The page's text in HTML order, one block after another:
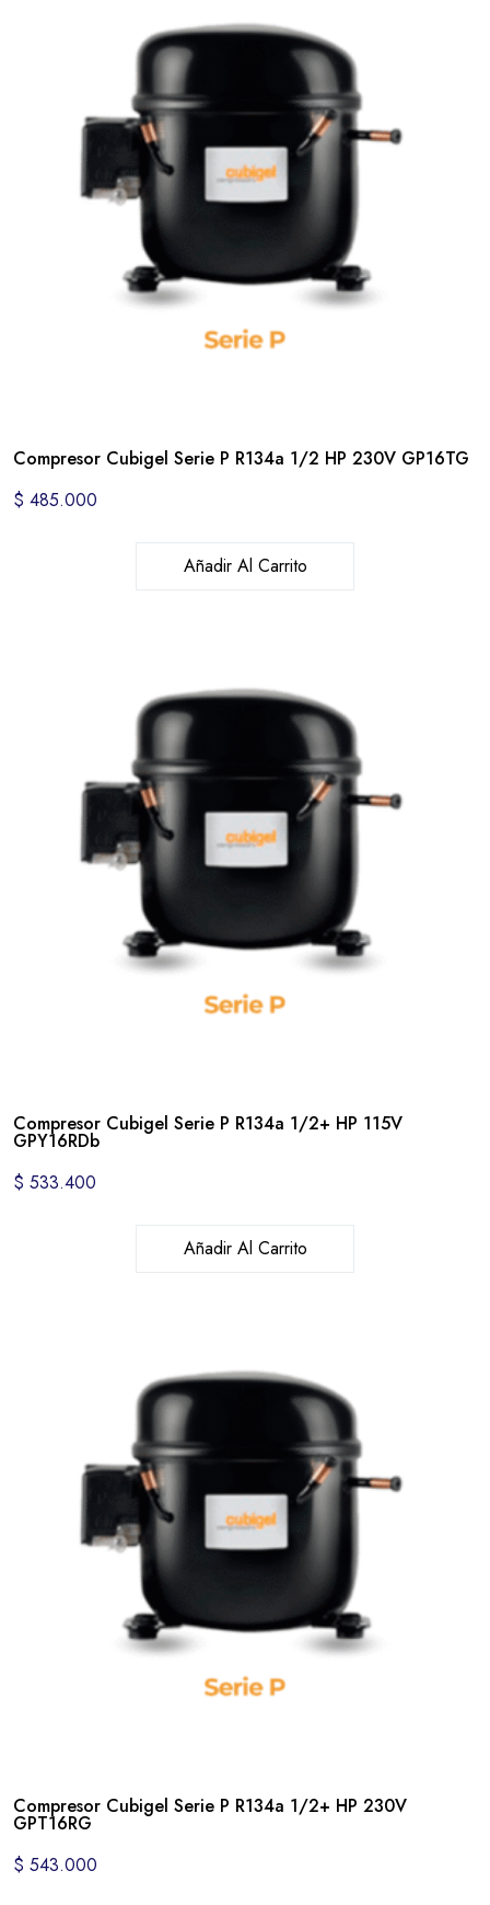
Compresor Cubigel Serie P R134a 1/2 HP 230V GP16TG
$ 485.000
Añadir Al Carrito
Compresor Cubigel Serie P R134a 1/2+ HP 115V
GPY16RDb
$ 533.400
Añadir Al Carrito
Compresor Cubigel Serie P R134a 1/2+ HP 230V
GPT16RG
$ 543.000